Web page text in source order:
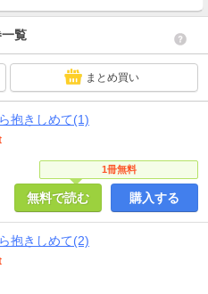
覧
まとめ買い
抱きしめて(1)
1冊無料
無料で読む 購入する
抱きしめて(2)